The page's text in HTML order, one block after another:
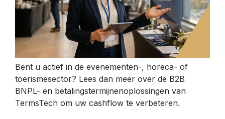
Bent u actief in de evenementen-, horeca- of
toerismesector? Lees dan meer over de B2B
BNPL- en betalingstermijnenoplossingen van
TermsTech om uw cashflow te verbeteren.